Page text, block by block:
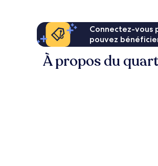
Connectez-vous
pouvez
À propos du